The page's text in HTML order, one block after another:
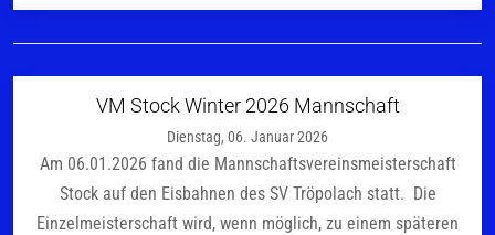
VM Stock Winter 2026 Mannschaft
Dienstag, 06. Januar 2026
Am 06.01.2026 fand die Mannschaftsvereinsmeisterschaft
Stock auf den Eisbahnen des SV Tröpolach statt. Die
Einzelmeisterschaft wird, wenn möglich, zu einem späteren